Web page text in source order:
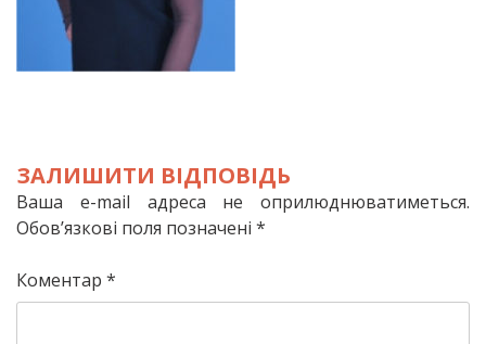
ЗАЛИШИТИ ВІДПОВІДЬ
Ваша e-mail адреса не оприлюднюватиметься.
Обов’язкові поля позначені *
Коментар *